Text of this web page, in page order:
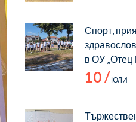
Спорт,
в ОУ „Отец
10 / ЮЛИ